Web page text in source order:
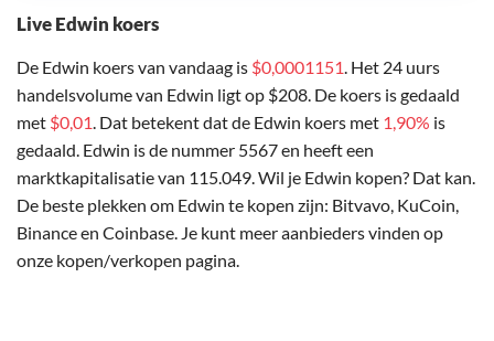
Live Edwin koers
De Edwin koers van vandaag is $0,0001151. Het 24 uurs
handelsvolume van Edwin ligt op $208. De koers is gedaald
met $0,01. Dat betekent dat de Edwin koers met 1,90% is
gedaald. Edwin is de nummer 5567 en heeft een
marktkapitalisatie van 115.049. Wil je Edwin kopen? Dat kan.
De beste plekken om Edwin te kopen zijn: Bitvavo, KuCoin,
Binance en Coinbase. Je kunt meer aanbieders vinden op
onze kopen/verkopen pagina.